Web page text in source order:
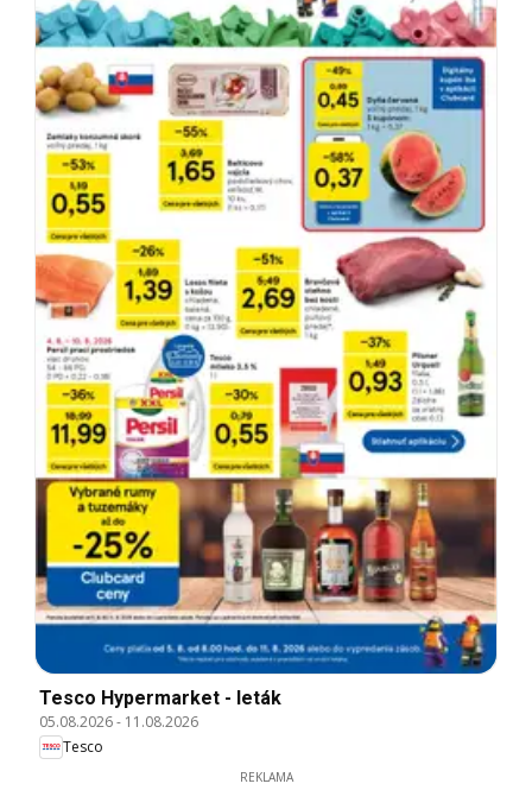
Tesco Hypermarket - leták
05.08.2026- 11.08.2026
Tesco
REKLAMA